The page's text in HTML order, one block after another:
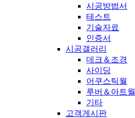
시공방법서
테스트
기술자료
인증서
시공갤러리
데크＆조경
사이딩
어쿠스틱월
루버＆아트월
기타
고객게시판